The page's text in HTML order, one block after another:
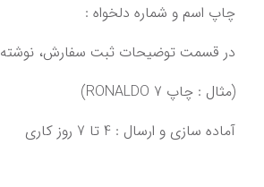
چاپ اسم و شماره دلخواه :
در قسمت توضیحات ثبت سفارش،
(مثال : چاپ RONALDO 7)
آماده سازی و ارسال : 4 تا 7 روز کاری‌‌‌‌‌‌